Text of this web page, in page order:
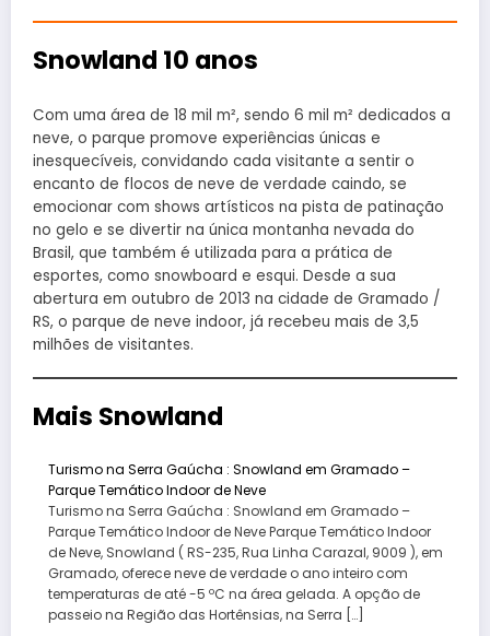
Snowland 10 anos
Com uma área de 18 mil m², sendo 6 mil m² dedicados a
neve, o parque promove experiências únicas e
inesquecíveis, convidando cada visitante a sentir o
encanto de flocos de neve de verdade caindo, se
emocionar com shows artísticos na pista de patinação
no gelo e se divertir na única montanha nevada do
Brasil, que também é utilizada para a prática de
esportes, como snowboard e esqui. Desde a sua
abertura em outubro de 2013 na cidade de Gramado /
RS, o parque de neve indoor, já recebeu mais de 3,5
milhões de visitantes.
Mais Snowland
Turismo na Serra Gaúcha : Snowland em Gramado –
Parque Temático Indoor de Neve
Turismo na Serra Gaúcha : Snowland em Gramado –
Parque Temático Indoor de Neve Parque Temático Indoor
de Neve, Snowland ( RS-235, Rua Linha Carazal, 9009 ), em
Gramado, oferece neve de verdade o ano inteiro com
temperaturas de até -5 ºC na área gelada. A opção de
passeio na Região das Hortênsias, na Serra […]